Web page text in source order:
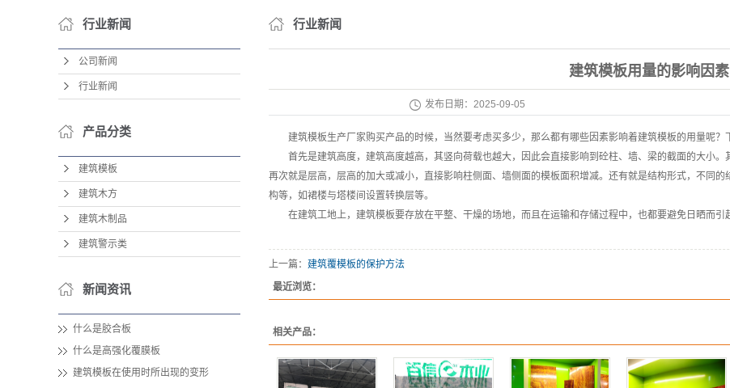
行业新闻
公司新闻
行业新闻
产品分类
建筑模板
建筑木方
建筑木制品
建筑警示类
新闻资讯
什么是胶合板
什么是高强化覆膜板
建筑模板在使用时所出现的变形
行业新闻
建筑模板用量的影响因素
发布日期： 2025-09-05
建筑模板生产厂家购买产品的时候，当然要考虑买多少，那么都有哪些因素影响着建筑模板的用量呢？
首先是建筑高度，建筑高度越高，其竖向荷载也越大，因此会直接影响到砼柱、墙、梁的截面的大小。
再次就是层高，层高的加大或减小，直接影响柱侧面、墙侧面的模板面积增减。还有就是结构形式，不同
构等，如裙楼与塔楼间设置转换层等。
在建筑工地上，建筑模板要存放在平整、干燥的场地，而且在运输和存储过程中，也都要避免日晒而引
上一篇： 建筑覆模板的保护方法
最近浏览：
相关产品：